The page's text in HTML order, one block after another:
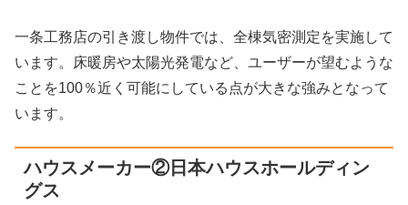
一条工務店の引き渡し物件では、全棟気密測定を実施して
います。床暖房や太陽光発電など、ユーザーが望むような
ことを100％近く可能にしている点が大きな強みとなって
います。
ハウスメーカー②日本ハウスホールディン
グス